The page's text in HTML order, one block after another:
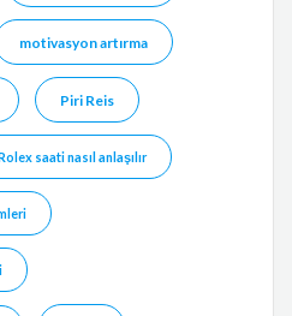
motivasyon artırma
Piri Reis
saati nasıl anlaşılır